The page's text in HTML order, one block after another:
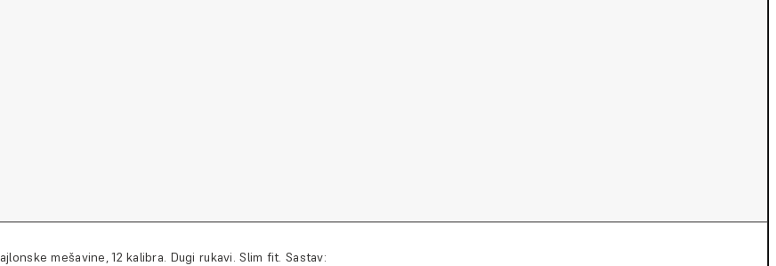
mešavine, 12 kalibra. Dugi rukavi. Slim fit. Sastav: